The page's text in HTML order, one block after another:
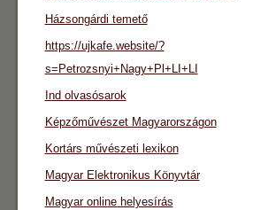
Házsongárdi temető
https://ujkafe.website/?
s=Petrozsnyi+Nagy+Pl+LI+LI
Ind olvasósarok
Képzőművészet Magyarországon
Kortárs művészeti lexikon
Magyar Elektronikus Könyvtár
Magyar online helyesírás